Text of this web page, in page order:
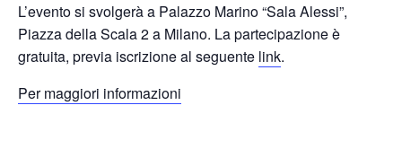
L’evento si svolgerà a Palazzo Marino “Sala Alessi”,
Piazza della Scala 2 a Milano. La partecipazione è
gratuita, previa iscrizione al seguente link.
Per maggiori informazioni